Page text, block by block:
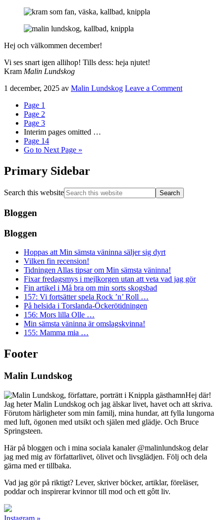
Hej och välkommen december!
Vi ses snart igen allihop! Tills dess: heja njutet!
Kram Malin Lundskog
1 december, 2025 av Malin Lundskog Leave a Comment
Page 1
Page 2
Page 3
Interim pages omitted …
Page 14
Go to Next Page »
Primary Sidebar
Search this website
Bloggen
Bloggen
Hoppas att Min sämsta väninna säljer sig dyrt
Vilken fin recension!
Tidningen Allas tipsar om Min sämsta väninna!
Fixar fredagsmys i mejlkorgen utan att veta vad jag gör
Fin artikel i Må bra om min sorts skogsbad
157: Vi fortsätter spela Rock ’n’ Roll …
På helsida i Torslanda-Öckerötidningen
156: Mors lilla Olle …
Min sämsta väninna är omslagskvinna!
155: Mamma mia …
Footer
Malin Lundskog
Hej där!
Jag heter Malin Lundskog och jag älskar livet, havet och att skriva.
Förutom härligheter som min familj, mina hundar, att fylla lungorna
med luft, ögonen med utsikt och själen med glädje. Och Bruce
Springsteen.
Här på bloggen och i mina sociala kanaler @malinlundskog delar
jag med mig av författarlivet, ölivet och livsglädjen. Följ och dela
gärna med er tillbaka.
Vad jag gör på riktigt? Lever, skriver böcker, artiklar, föreläser,
poddar och inspirerar kvinnor till mod och ett gôtt liv.
Instagram »